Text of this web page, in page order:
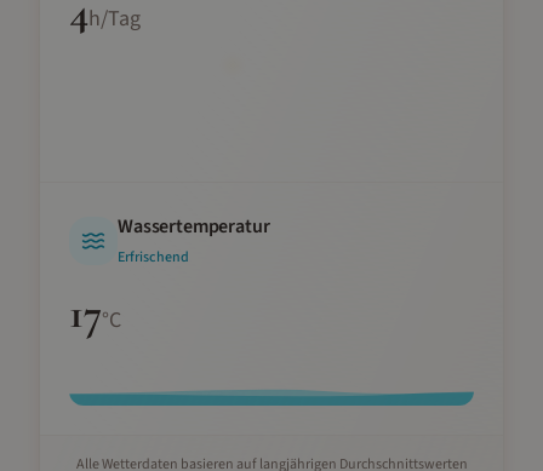
4h/Tag
Wassertemperatur
Erfrischend
17°C
Alle Wetterdaten basieren auf langjährigen Durchschnittswerten